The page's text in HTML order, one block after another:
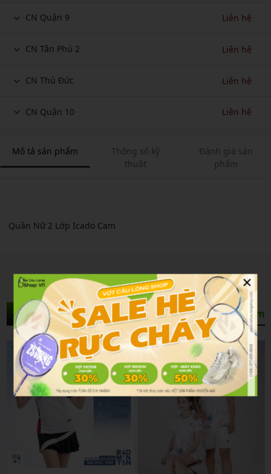
CN Quận 9 Liên hệ
CN Tân Phú 2 Liên hệ
CN Thủ Đức Liên hệ
CN Quận 10 Liên hệ
Mô tả sản phẩm
Thông số kỹ
thuật
Đánh giá sản
phẩm
Quần Nữ 2 Lớp Icado Cam
Sản Phẩm Liên Quan Xem thêm
×